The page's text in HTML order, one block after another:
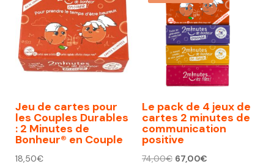
Jeu de cartes pour
les Couples Durables
: 2 Minutes de
Bonheur® en Couple
18,50€
Le pack de 4 jeux de
cartes 2 minutes de
communication
positive
74,00€ Le
67,00€Le